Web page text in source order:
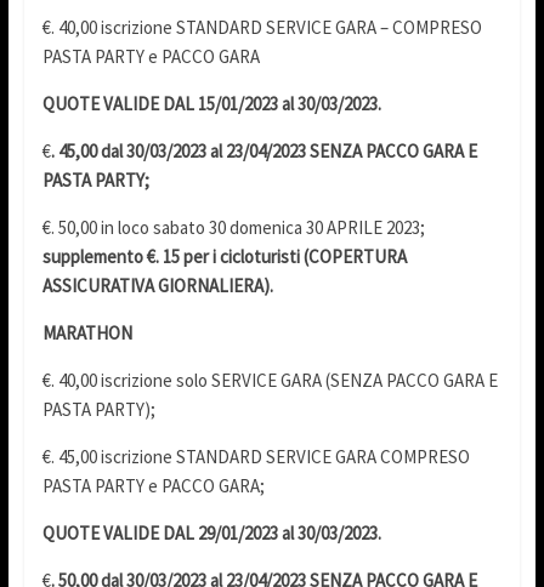
€. 40,00 iscrizione STANDARD SERVICE GARA – COMPRESO
PASTA PARTY e PACCO GARA
QUOTE VALIDE DAL 15/01/2023 al 30/03/2023.
€. 45,00 dal 30/03/2023 al 23/04/2023 SENZA PACCO GARA E
PASTA PARTY;
€. 50,00 in loco sabato 30 domenica 30 APRILE 2023;
supplemento €. 15 per i cicloturisti (COPERTURA
ASSICURATIVA GIORNALIERA).
MARATHON
€. 40,00 iscrizione solo SERVICE GARA (SENZA PACCO GARA E
PASTA PARTY);
€. 45,00 iscrizione STANDARD SERVICE GARA COMPRESO
PASTA PARTY e PACCO GARA;
QUOTE VALIDE DAL 29/01/2023 al 30/03/2023.
€. 50,00 dal 30/03/2023 al 23/04/2023 SENZA PACCO GARA E